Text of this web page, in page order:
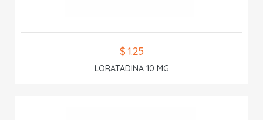
$ 1.25
LORATADINA 10 MG